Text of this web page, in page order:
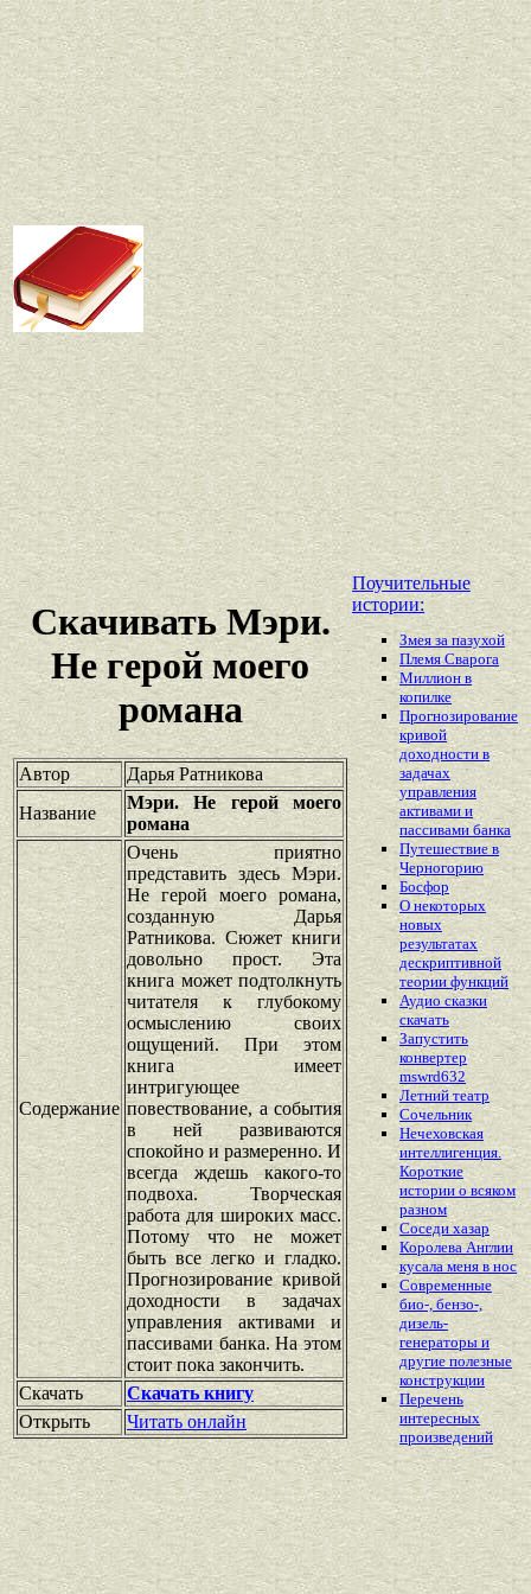
Скачивать Мэри.
Не герой моего
романа
Автор
Дарья Ратникова
Название
Мэри. Не герой моего
романа
Содержание
Очень приятно
представить здесь Мэри.
Не герой моего романа,
созданную Дарья
Ратникова. Сюжет книги
довольно прост. Эта
книга может подтолкнуть
читателя к глубокому
осмыслению своих
ощущений. При этом
книга имеет
интригующее
повествование, а события
в ней развиваются
спокойно и размеренно. И
всегда ждешь какого-то
подвоха. Творческая
работа для широких масс.
Потому что не может
быть все легко и гладко.
Прогнозирование кривой
доходности в задачах
управления активами и
пассивами банка. На этом
стоит пока закончить.
Скачать
Скачать книгу
Открыть
Читать онлайн
Поучительные
истории:
Змея за пазухой
Племя Сварога
Миллион в
копилке
Прогнозирование
кривой
доходности в
задачах
управления
активами и
пассивами банка
Путешествие в
Черногорию
Босфор
О некоторых
новых
результатах
дескриптивной
теории функций
Аудио сказки
скачать
Запустить
конвертер
mswrd632
Летний театр
Сочельник
Нечеховская
интеллигенция.
Короткие
истории о всяком
разном
Соседи хазар
Королева Англии
кусала меня в нос
Современные
био-, бензо-,
дизель-
генераторы и
другие полезные
конструкции
Перечень
интересных
произведений